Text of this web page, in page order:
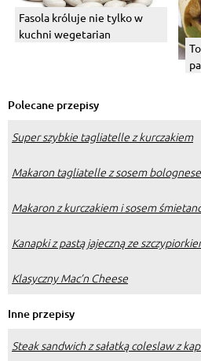
Fasola króluje nie tylko w
kuchni wegetarian
Polecane przepisy
Super szybkie tagliatelle z kurczakiem
Makaron tagliatelle z sosem
Makaron z kurczakiem i sosem
Kanapki z pastą jajeczną ze
Klasyczny Mac’n Cheese
Inne przepisy
Steak sandwich z sałatką coleslaw z